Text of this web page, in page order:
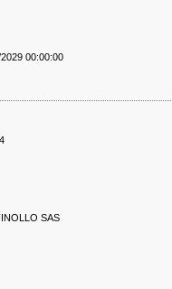
00:00:00
SAS